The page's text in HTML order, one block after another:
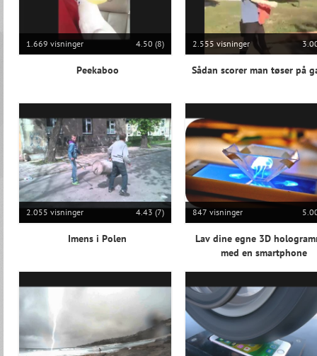
1.669 visninger 4.50 (8)
Peekaboo
2.555 visninger
Sådan scorer man tøser på
2.055 visninger 4.43 (7)
Imens i Polen
847 visninger
Lav dine egne 3D
med en smartphone